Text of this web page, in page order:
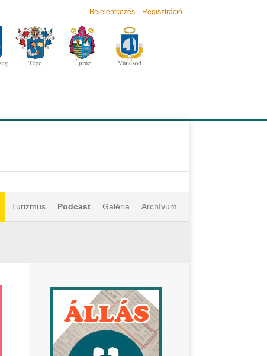
Bejelentkezés Regisztráció
Turizmus Podcast Galéria Archívum